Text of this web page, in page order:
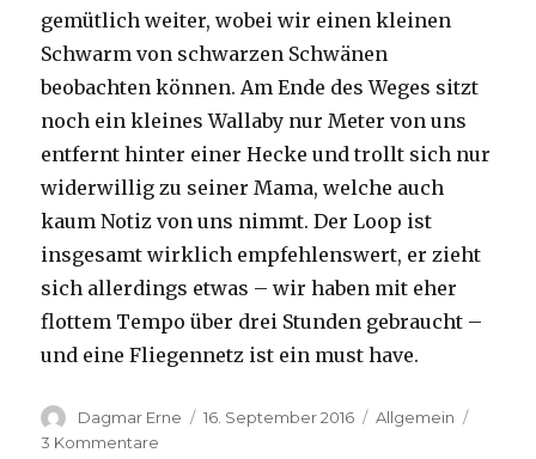
gemütlich weiter, wobei wir einen kleinen
Schwarm von schwarzen Schwänen
beobachten können. Am Ende des Weges sitzt
noch ein kleines Wallaby nur Meter von uns
entfernt hinter einer Hecke und trollt sich nur
widerwillig zu seiner Mama, welche auch
kaum Notiz von uns nimmt. Der Loop ist
insgesamt wirklich empfehlenswert, er zieht
sich allerdings etwas – wir haben mit eher
flottem Tempo über drei Stunden gebraucht –
und eine Fliegennetz ist ein must have.
Autor
Dagmar Erne
Veröffentlicht
16. September 2016 Kategorien
Allgemein
3 Kommentare